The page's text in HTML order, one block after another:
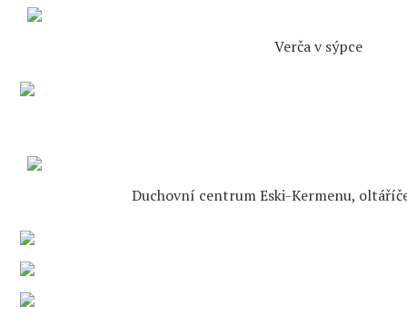
Verča v sýpce
Duchovní centrum Eski-Kermenu,